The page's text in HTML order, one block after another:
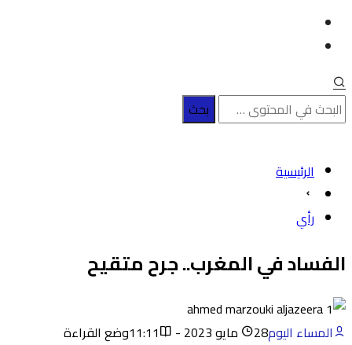
الرئيسية
رأي
الفساد في المغرب.. جرح متقيح
المساء اليوم28 مايو 2023 - 11:11
وضع القراءة